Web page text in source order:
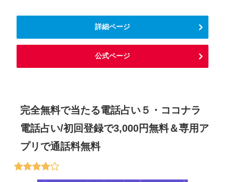
詳細ページ
公式ページ
完全無料で当たる電話占い５・ココナラ
電話占い/初回登録で3,000円無料＆専用ア
プリで通話料無料